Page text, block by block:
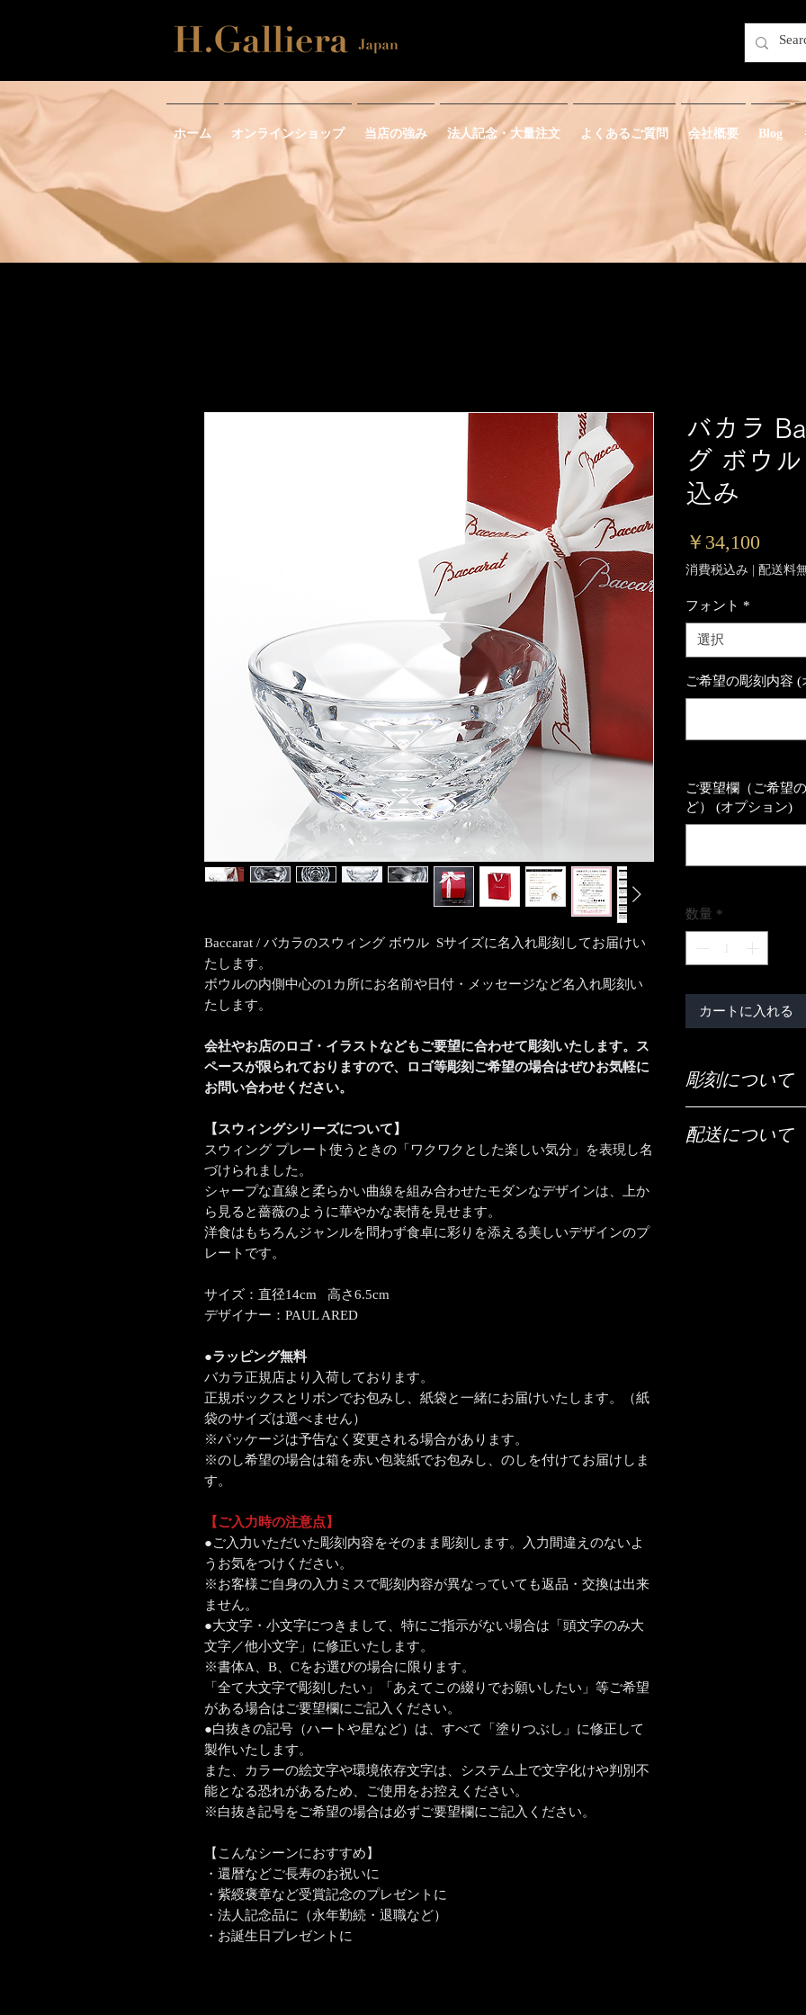
ホーム オンラインショップ 当店の強み 法人記念・大量注文 よくあるご質問 会社概要 Blog
Baccarat / バカラのスウィング ボウル Sサイズに名入れ彫刻してお届けい
たします。
ボウルの内側中心の1カ所にお名前や日付・メッセージなど名入れ彫刻い
たします。
会社やお店のロゴ・イラストなどもご要望に合わせて彫刻いたします。ス
ペースが限られておりますので、ロゴ等彫刻ご希望の場合はぜひお気軽に
お問い合わせください。
【スウィングシリーズについて】
スウィング プレート使うときの「ワクワクとした楽しい気分」を表現し名
づけられました。
シャープな直線と柔らかい曲線を組み合わせたモダンなデザインは、上か
ら見ると薔薇のように華やかな表情を見せます。
洋食はもちろんジャンルを問わず食卓に彩りを添える美しいデザインのプ
レートです。
サイズ：直径14cm 高さ6.5cm
デザイナー：PAUL ARED
●ラッピング無料
バカラ正規店より入荷しております。
正規ボックスとリボンでお包みし、紙袋と一緒にお届けいたします。（紙
袋のサイズは選べません）
※パッケージは予告なく変更される場合があります。
※のし希望の場合は箱を赤い包装紙でお包みし、のしを付けてお届けしま
す。
【ご入力時の注意点】
●ご入力いただいた彫刻内容をそのまま彫刻します。入力間違えのないよ
うお気をつけください。
※お客様ご自身の入力ミスで彫刻内容が異なっていても返品・交換は出来
ません。
●大文字・小文字につきまして、特にご指示がない場合は「頭文字のみ大
文字／他小文字」に修正いたします。
※書体A、B、Cをお選びの場合に限ります。
「全て大文字で彫刻したい」「あえてこの綴りでお願いしたい」等ご希望
がある場合はご要望欄にご記入ください。
●白抜きの記号（ハートや星など）は、すべて「塗りつぶし」に修正して
製作いたします。
また、カラーの絵文字や環境依存文字は、システム上で文字化けや判別不
能となる恐れがあるため、ご使用をお控えください。
※白抜き記号をご希望の場合は必ずご要望欄にご記入ください。
【こんなシーンにおすすめ】
・還暦などご長寿のお祝いに
・紫綬褒章など受賞記念のプレゼントに
・法人記念品に（永年勤続・退職など）
・お誕生日プレゼントに
バカラ
グ ボウ
込み
￥34,100価
格
消費税込み 配送料
フォント *
選択
ご希望の彫刻内容
ご要望欄（ご希望
ど） (オプション)
数量 *
カートに入れる
彫刻について
「ご希望の彫刻内容
配送について